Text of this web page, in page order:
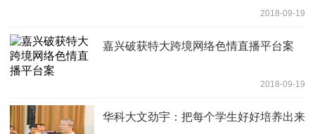
2018-09-19
嘉兴破获特大跨境网络色情直播平台案
2018-09-19
华科大文劲宇：把每个学生好好培养出来